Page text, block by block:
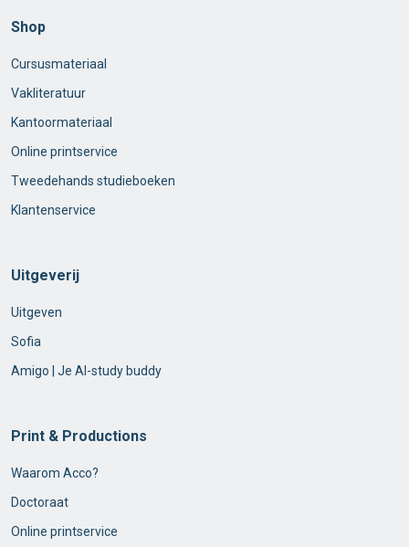
Shop
Cursusmateriaal
Vakliteratuur
Kantoormateriaal
Online printservice
Tweedehands studieboeken
Klantenservice
Uitgeverij
Uitgeven
Sofia
Amigo | Je AI-study buddy
Print & Productions
Waarom Acco?
Doctoraat
Online printservice